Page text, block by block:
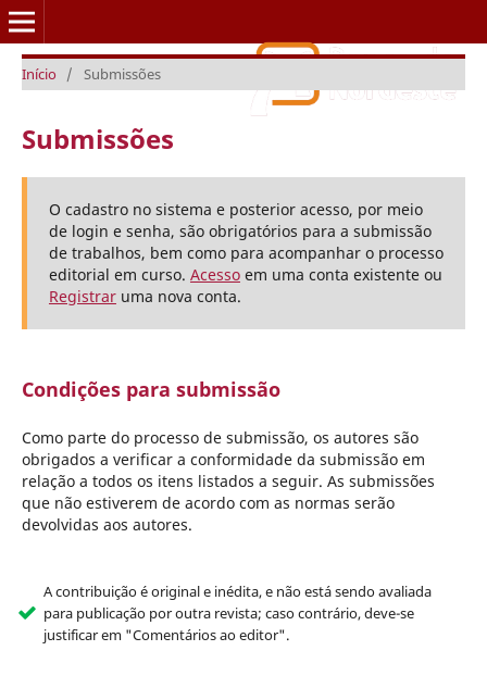
Caderno Setorial ETENE
Início / Submissões
Submissões
O cadastro no sistema e posterior acesso, por meio
de login e senha, são obrigatórios para a submissão
de trabalhos, bem como para acompanhar o processo
editorial em curso. Acessoem uma conta existente ou
Registraruma nova conta.
Condições para submissão
Como parte do processo de submissão, os autores são
obrigados a verificar a conformidade da submissão em
relação a todos os itens listados a seguir. As submissões
que não estiverem de acordo com as normas serão
devolvidas aos autores.
A contribuição é original e inédita, e não está sendo avaliada
para publicação por outra revista; caso contrário, deve-se
justificar em "Comentários ao editor".